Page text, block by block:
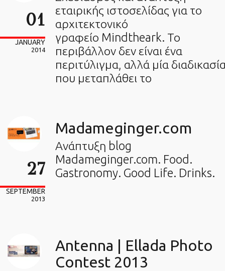
01
JANUARY
2014
εταιρικής ιστοσελίδας για το
αρχιτεκτονικό
γραφείο Mindtheark. Το
περιβάλλον δεν είναι ένα
περιτύλιγμα, αλλά μία
που μεταπλάθει το
27
SEPTEMBER
2013
Madameginger.com
Ανάπτυξη blog
Madameginger.com. Food.
Gastronomy. Good Life. Drinks.
Antenna | Ellada Photo
Contest 2013